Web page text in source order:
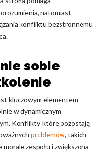
natomiast
konfliktu bezstronnemu
sobie
kluczowym elementem
w dynamicznym
Konflikty, które pozostają
problemów, takich
zespołu i zwiększona